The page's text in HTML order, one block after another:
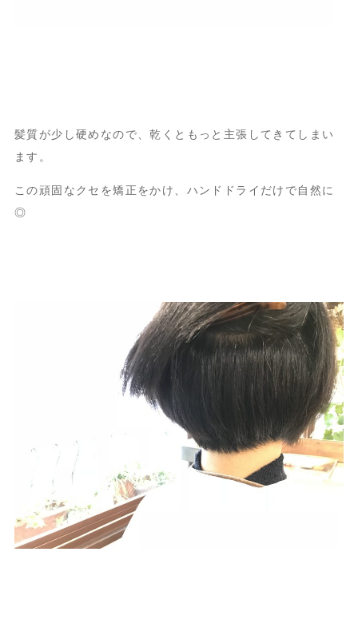
髪質が少し硬めなので、乾くともっと主張してきてしまい
ます。
この頑固なクセを矯正をかけ、ハンドドライだけで自然に
◎